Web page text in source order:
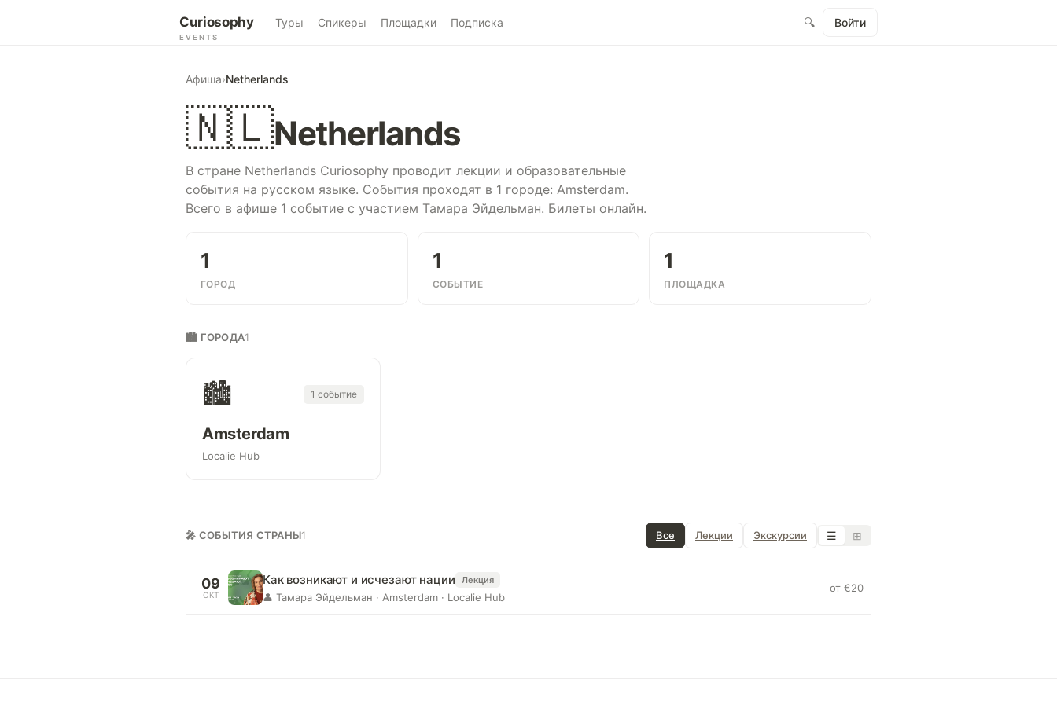
Curiosophy
EVENTS
Туры Спикеры Площадки Подписка 🔍 Войти
Афиша›Netherlands
🇳🇱Netherlands
В стране Netherlands Curiosophy проводит лекции и образовательные
события на русском языке. События проходят в 1 городе: Amsterdam.
Всего в афише 1 событие с участием Тамара Эйдельман. Билеты онлайн.
1
ГОРОД
1
СОБЫТИЕ
1
ПЛОЩАДКА
🏙 ГОРОДА1
🏙 1 событие
Amsterdam
Localie Hub
🎤 СОБЫТИЯ СТРАНЫ1 Все Лекции Экскурсии ☰ ⊞
09
ОКТ
Как возникают и исчезают нации Лекция
👤 Тамара Эйдельман · Amsterdam · Localie Hub
от €20